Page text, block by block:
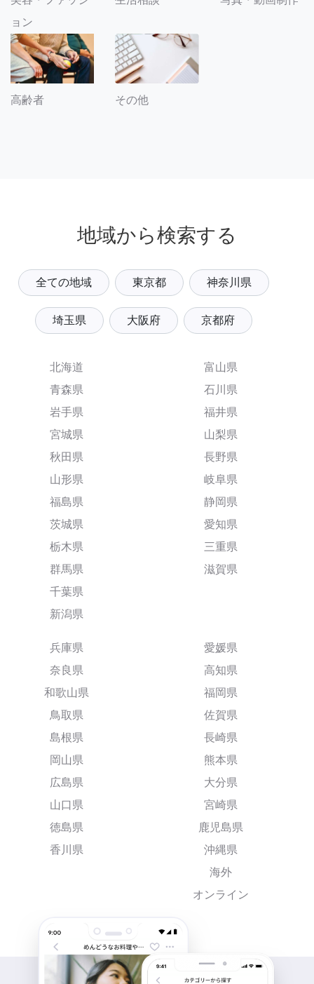
ョン
高齢者 その他
地域から検索する
全ての地域 東京都 神奈川県
埼玉県 大阪府 京都府
北海道
青森県
岩手県
宮城県
秋田県
山形県
福島県
茨城県
栃木県
群馬県
千葉県
新潟県
富山県
石川県
福井県
山梨県
長野県
岐阜県
静岡県
愛知県
三重県
滋賀県
兵庫県
奈良県
和歌山県
鳥取県
島根県
岡山県
広島県
山口県
徳島県
香川県
愛媛県
高知県
福岡県
佐賀県
長崎県
熊本県
大分県
宮崎県
鹿児島県
沖縄県
海外
オンライン